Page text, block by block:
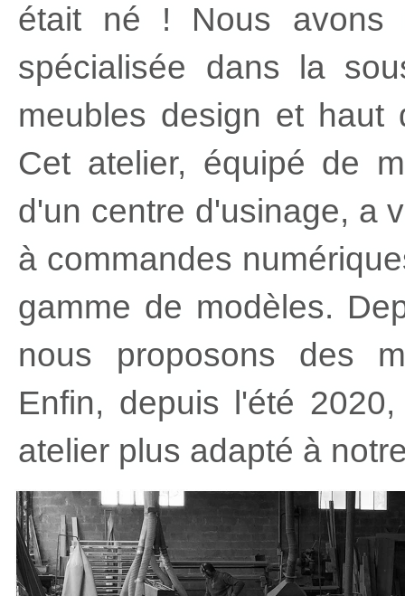
était né ! Nous avons
spécialisée dans la
meubles design et haut
Cet atelier, équipé de
d'un centre d'usinage, a
à commandes
gamme de modèles.
nous proposons des
Enfin, depuis l'été
atelier plus adapté à